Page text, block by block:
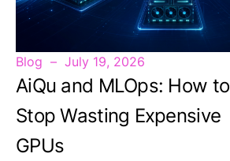
Blog July 19, 2026
AiQu and MLOps: How to
Stop Wasting Expensive
GPUs